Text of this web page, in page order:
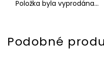
Položka byla vyprodána…